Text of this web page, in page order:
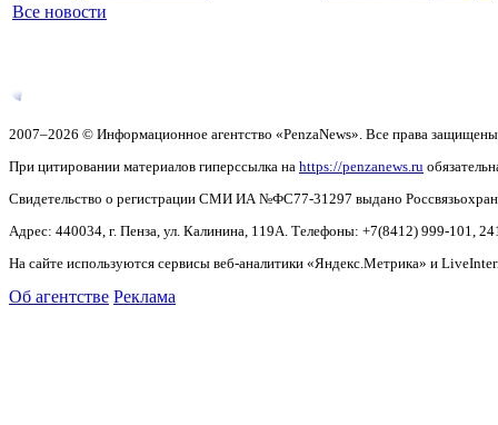
Все новости
2007–2026 © Информационное агентство «PenzaNews». Все права
При цитировании материалов гиперссылка на https://penzanews.ru
Свидетельство о регистрации СМИ ИА №ФС77-31297 выдано
Адрес: 440034, г. Пенза, ул. Калинина, 119А. Телефоны: +7(8412) 999-101,
На сайте используются сервисы веб-аналитики «Яндекс.Метрика» и
Об агентстве Реклама